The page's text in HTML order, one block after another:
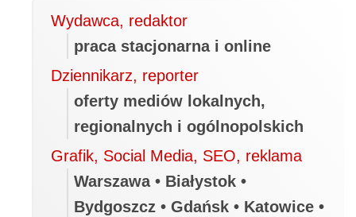
Wydawca, redaktor
praca stacjonarna i online
Dziennikarz, reporter
oferty mediów lokalnych,
regionalnych i ogólnopolskich
Grafik, Social Media, SEO, reklama
Warszawa • Białystok •
Bydgoszcz • Gdańsk • Katowice •